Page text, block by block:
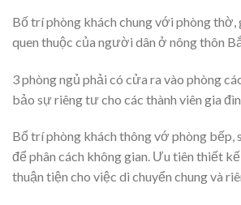
Bố trí phòng khách chung với phòng thờ,
quen thuộc của người dân ở nông thôn
3 phòng ngủ phải có cửa ra vào phòng
bảo sự riêng tư cho các thành viên gia
Bố trí phòng khách thông vớ phòng bếp,
để phân cách không gian. Ưu tiên thiết
thuận tiện cho việc di chuyển chung và